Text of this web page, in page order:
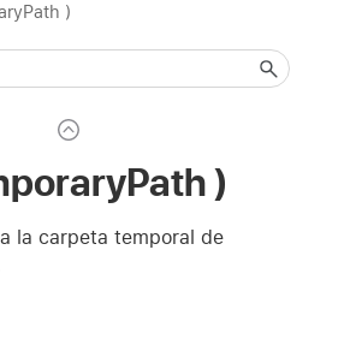
)
)
la carpeta temporal de